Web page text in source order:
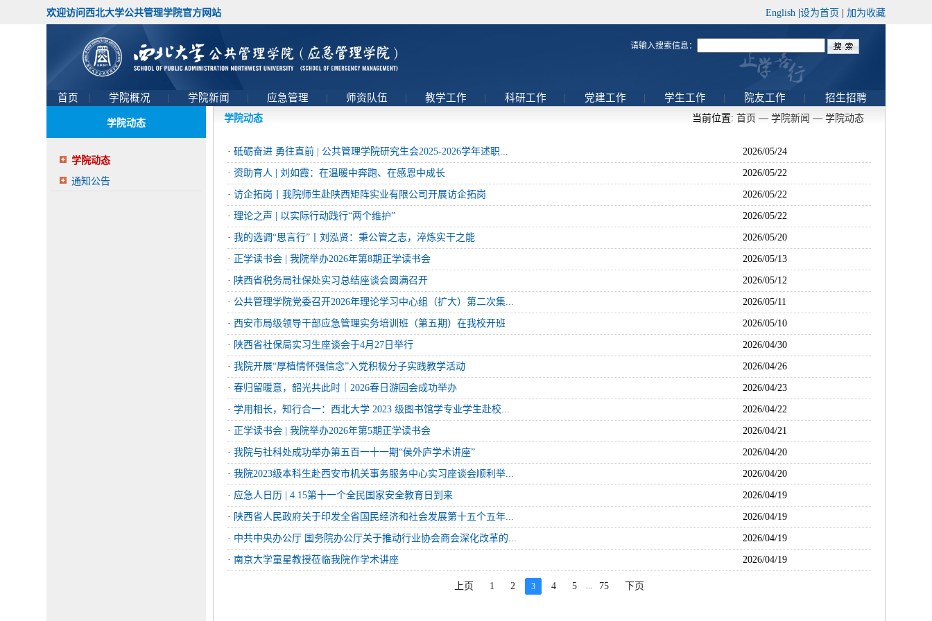
欢迎访问西北大学公共管理学院官方网站 English 设为首页 加为收藏
请输入搜索信息：
首页 | 学院概况 | 学院新闻 | 应急管理 | 师资队伍 | 教学工作 | 科研工作 | 党建工作 | 学生工作 | 院友工作 | 招生招聘
学院动态
学院动态
通知公告
学院动态 当前位置: 首页 — 学院新闻 — 学院动态
· 砥砺奋进 勇往直前 | 公共管理学院研究生会2025-2026学年述职... 2026/05/24
· 资助育人 | 刘如霞：在温暖中奔跑、在感恩中成长 2026/05/22
· 访企拓岗丨我院师生赴陕西矩阵实业有限公司开展访企拓岗 2026/05/22
· 理论之声 | 以实际行动践行“两个维护” 2026/05/22
· 我的选调“思言行”丨刘泓贤：秉公管之志，淬炼实干之能 2026/05/20
· 正学读书会 | 我院举办2026年第8期正学读书会 2026/05/13
· 陕西省税务局社保处实习总结座谈会圆满召开 2026/05/12
· 公共管理学院党委召开2026年理论学习中心组（扩大）第二次集... 2026/05/11
· 西安市局级领导干部应急管理实务培训班（第五期）在我校开班 2026/05/10
· 陕西省社保局实习生座谈会于4月27日举行 2026/04/30
· 我院开展“厚植情怀强信念”入党积极分子实践教学活动 2026/04/26
· 春归留暖意，韶光共此时｜2026春日游园会成功举办 2026/04/23
· 学用相长，知行合一：西北大学 2023 级图书馆学专业学生赴校... 2026/04/22
· 正学读书会 | 我院举办2026年第5期正学读书会 2026/04/21
· 我院与社科处成功举办第五百一十一期“侯外庐学术讲座” 2026/04/20
· 我院2023级本科生赴西安市机关事务服务中心实习座谈会顺利举... 2026/04/20
· 应急人日历 | 4.15第十一个全民国家安全教育日到来 2026/04/19
· 陕西省人民政府关于印发全省国民经济和社会发展第十五个五年... 2026/04/19
· 中共中央办公厅 国务院办公厅关于推动行业协会商会深化改革的... 2026/04/19
· 南京大学童星教授莅临我院作学术讲座 2026/04/19
上页 1 2 3 4 5 75 下页